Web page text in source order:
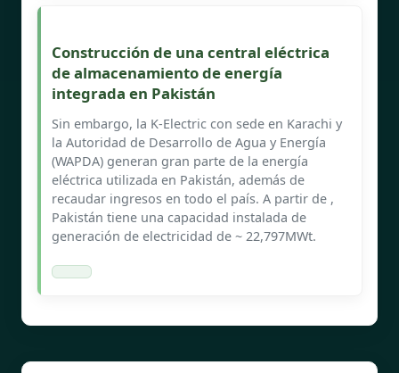
Construcción de una central eléctrica
de almacenamiento de energía
integrada en Pakistán
Sin embargo, la K-Electric con sede en Karachi y
la Autoridad de Desarrollo de Agua y Energía
(WAPDA) generan gran parte de la energía
eléctrica utilizada en Pakistán, además de
recaudar ingresos en todo el país. A partir de ,
Pakistán tiene una capacidad instalada de
generación de electricidad de ~ 22,797MWt.